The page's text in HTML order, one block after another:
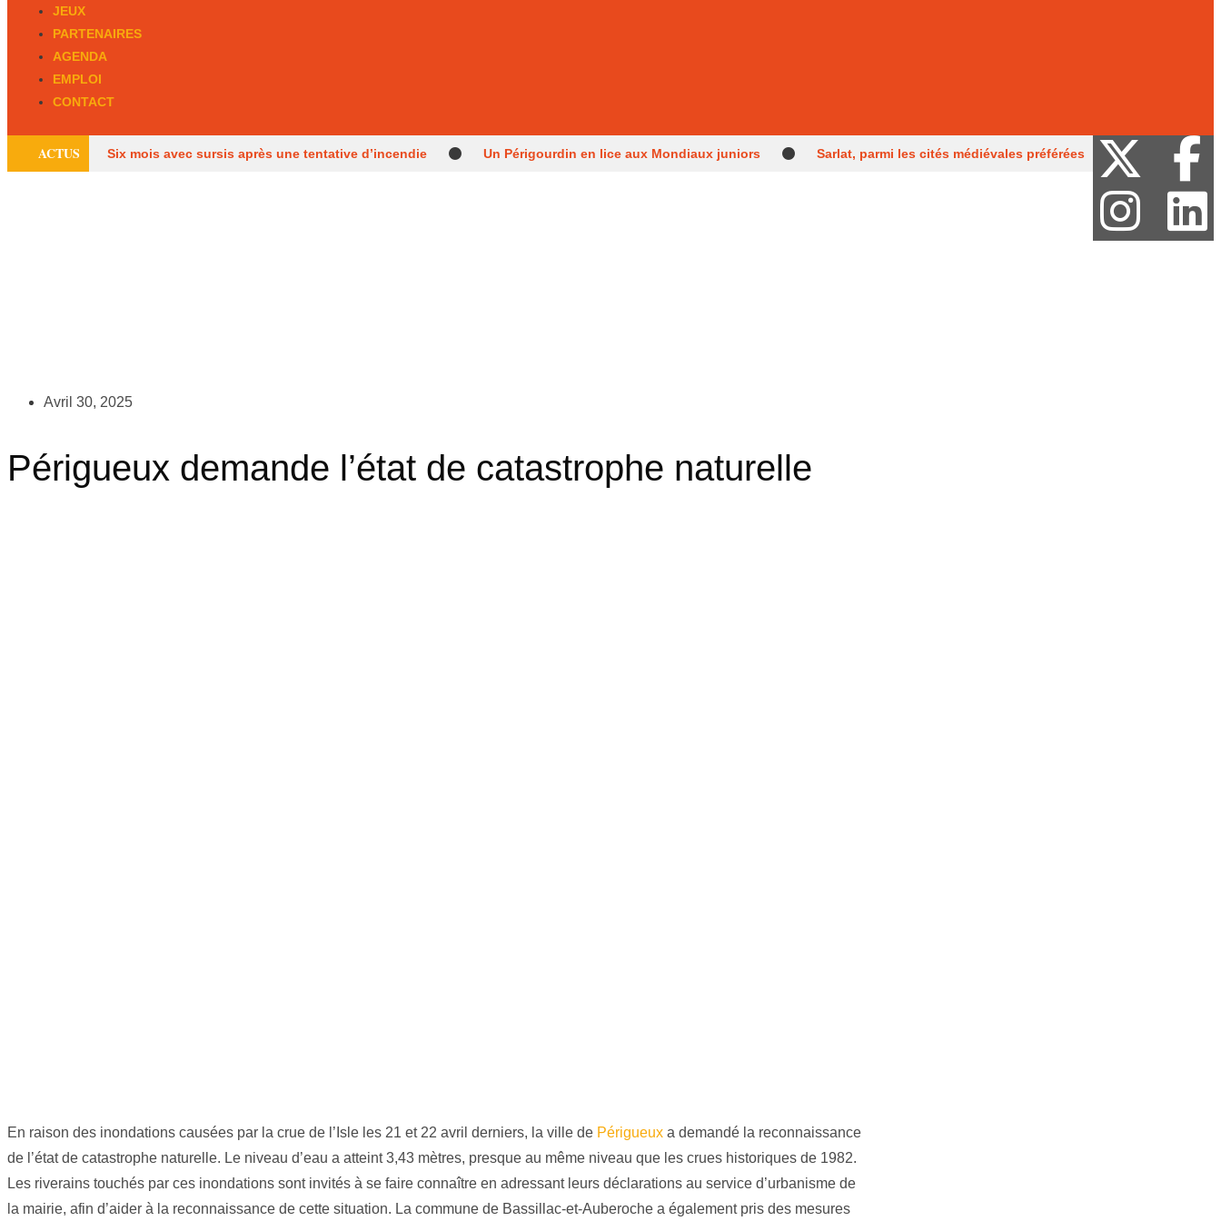
JEUX
PARTENAIRES
AGENDA
EMPLOI
CONTACT
ACTUS Six mois avec sursis après une tentative d’incendie Un Périgourdin en lice aux Mondiaux juniors Sarlat, parmi les cités médiévales préférées
Avril 30, 2025
Périgueux demande l’état de catastrophe naturelle
En raison des inondations causées par la crue de l’Isle les 21 et 22 avril derniers, la ville de Périgueux a demandé la reconnaissance
de l’état de catastrophe naturelle. Le niveau d’eau a atteint 3,43 mètres, presque au même niveau que les crues historiques de 1982.
Les riverains touchés par ces inondations sont invités à se faire connaître en adressant leurs déclarations au service d’urbanisme de
la mairie, afin d’aider à la reconnaissance de cette situation. La commune de Bassillac-et-Auberoche a également pris des mesures